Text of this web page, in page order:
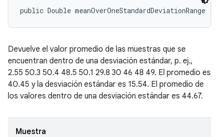
public Double meanOverOneStandardDeviationRange ()
Devuelve el valor promedio de las muestras que se
encuentran dentro de una desviación estándar, p. ej.,
2.55 50.3 50.4 48.5 50.1 29.8 30 46 48 49. El promedio es
40.45 y la desviación estándar es 15.54. El promedio de
los valores dentro de una desviación estándar es 44.67.
Muestra